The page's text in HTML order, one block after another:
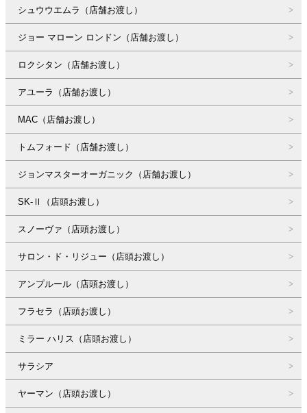
シュウウエムラ（店舗お渡し）
ジョー マローン ロンドン（店舗お渡し）
ロクシタン（店舗お渡し）
アユーラ（店舗お渡し）
MAC（店舗お渡し）
トムフォード（店舗お渡し）
ジョンマスターオーガニック（店舗お渡し）
SK-Ⅱ（店頭お渡し）
スノーヴァ（店頭お渡し）
サロン・ド・リジュー（店頭お渡し）
アンプルール（店頭お渡し）
フラセラ（店頭お渡し）
ミラー ハリス（店頭お渡し）
サラシア
ヤーマン（店頭お渡し）